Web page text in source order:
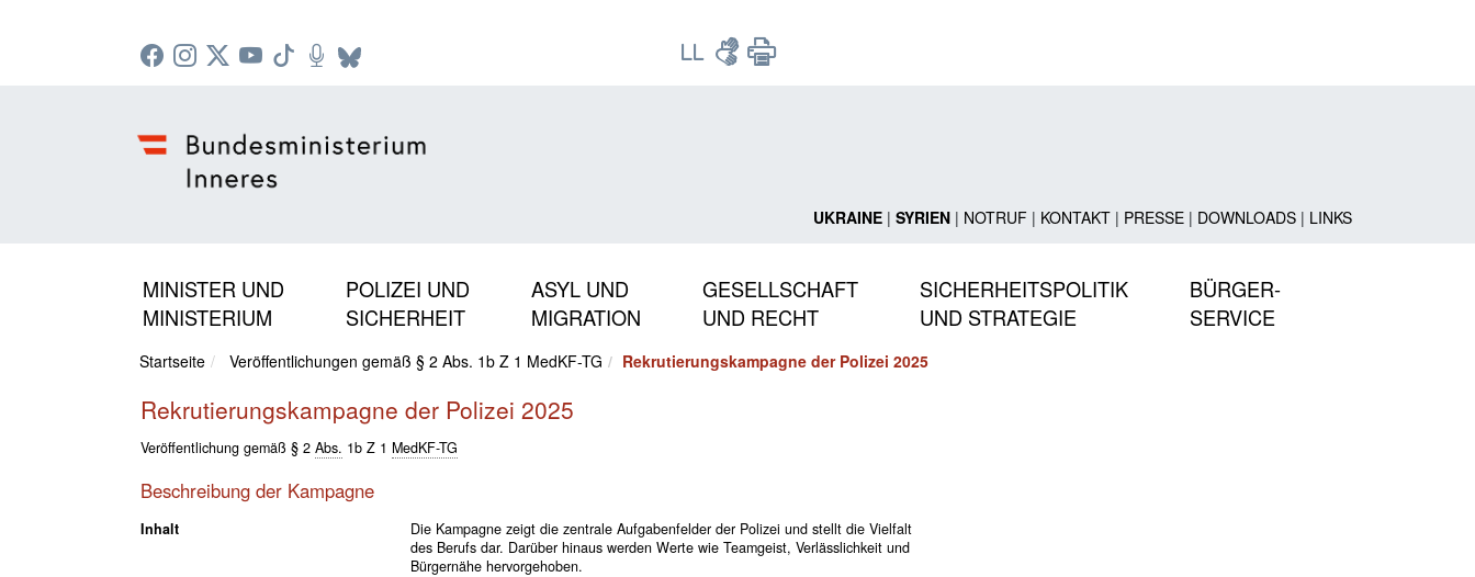
UKRAINE| SYRIEN| NOTRUF| KONTAKT| PRESSE| DOWNLOADS| LINKS
MINISTER UND
MINISTERIUM
POLIZEI UND
SICHERHEIT
ASYL UND
MIGRATION
GESELLSCHAFT
UND RECHT
SICHERHEITSPOLITIK
UND STRATEGIE
BÜRGER-
SERVICE
Startseite Veröffentlichungen gemäß § 2 Abs. 1b Z 1 MedKF-TG Rekrutierungskampagne der Polizei 2025
Rekrutierungskampagne der Polizei 2025
Veröffentlichung gemäß § 2 Abs. 1b Z 1 MedKF-TG
Beschreibung der Kampagne
Inhalt
Die Kampagne zeigt die zentrale Aufgabenfelder der Polizei und stellt die Vielfalt
des Berufs dar. Darüber hinaus werden Werte wie Teamgeist, Verlässlichkeit und
Bürgernähe hervorgehoben.